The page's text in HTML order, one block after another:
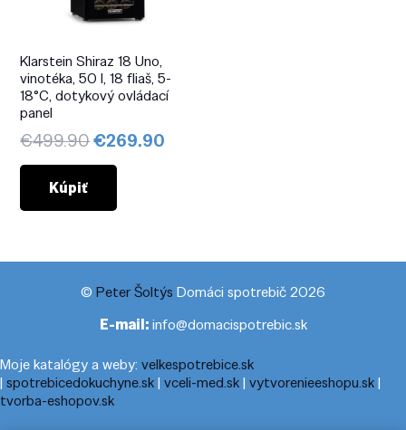
Klarstein Shiraz 18 Uno,
vinotéka, 50 l, 18 fliaš, 5-
18°C, dotykový ovládací
panel
€499.90Pôvodná
cena
€499.90.
€269.90
Kúpiť
© Peter Šoltýs Domáci spotrebič 2026
E-mail:info@domacispotrebic.sk
Moje katalógy a weby: velkespotrebice.sk
| spotrebicedokuchyne.sk| vceli-med.sk| vytvorenieeshopu.sk|
tvorba-eshopov.sk